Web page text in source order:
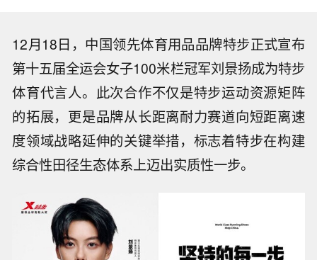
12月18日，中国领先体育用品品牌特步正式宣布
第十五届全运会女子100米栏冠军刘景扬成为特步
体育代言人。此次合作不仅是特步运动资源矩阵
的拓展，更是品牌从长距离耐力赛道向短距离速
度领域战略延伸的关键举措，标志着特步在构建
综合性田径生态体系上迈出实质性一步。